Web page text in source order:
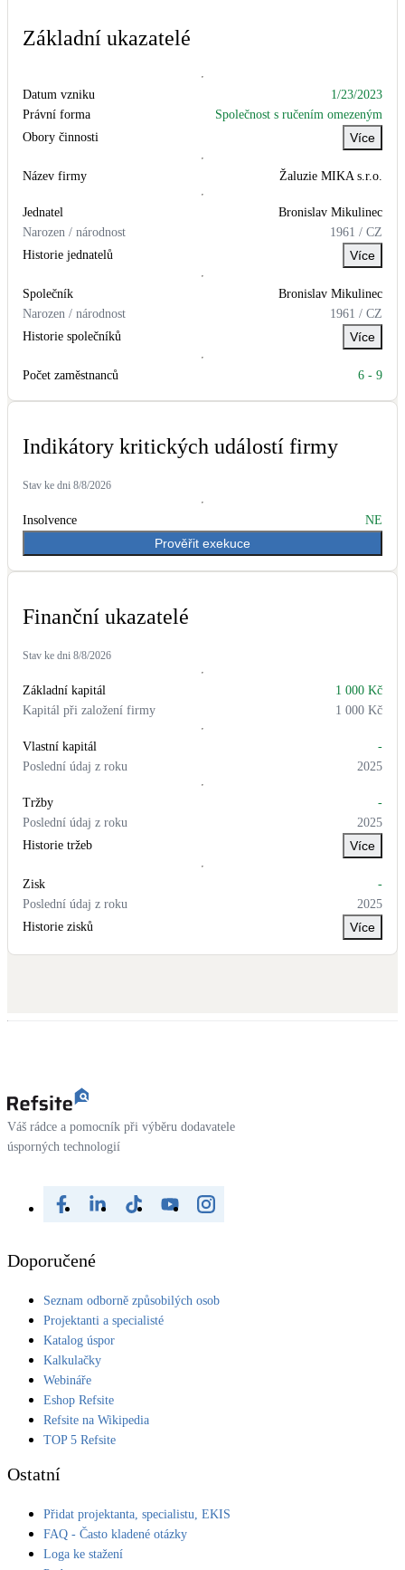
Bateriové úložiště
Pouze velké BESS
Žaluzie, markýzy, pergoly
Šedá i černá odpadní voda
Kamna / krby
Doplňkové zdroje vytápění
Vnitřní i venkovní
Retence deštové vody
Zelená střecha
Vegetační střechy
Malé i velké turbíny
Základní ukazatelé
Datum vzniku
1/23/2023
Právní forma
Společnost s ručením omezeným
Obory činnosti
Více
Název firmy Žaluzie MIKA s.r.o.
Jednatel Bronislav Mikulinec
Narozen / národnost
1961 / CZ
Historie jednatelů
Více
Společník Bronislav Mikulinec
Narozen / národnost
1961 / CZ
Historie společníků
Více
Počet zaměstnanců 6 - 9
Indikátory kritických událostí firmy
Stav ke dni 8/8/2026
Insolvence NE
Prověřit exekuce
Finanční ukazatelé
Stav ke dni 8/8/2026
Základní kapitál
1 000 Kč
Kapitál při založení firmy
1 000 Kč
Vlastní kapitál
-
Poslední údaj z roku
2025
Tržby
-
Poslední údaj z roku
2025
Historie tržeb
Více
Zisk
-
Poslední údaj z roku
2025
Historie zisků
Více
Váš rádce a pomocník při výběru dodavatele
úsporných technologií
Doporučené
Seznam odborně způsobilých osob
Projektanti a specialisté
Katalog úspor
Kalkulačky
Webináře
Eshop Refsite
Refsite na Wikipedia
TOP 5 Refsite
Ostatní
Přidat projektanta, specialistu, EKIS
FAQ - Často kladené otázky
Loga ke stažení